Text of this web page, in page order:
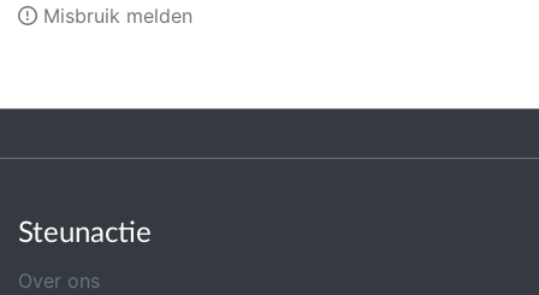
Misbruik melden
Steunactie
Over ons